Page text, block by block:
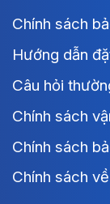
Chính sách
Hướng dẫn
Câu hỏi
Chính sách
Chính sách
Chính sách